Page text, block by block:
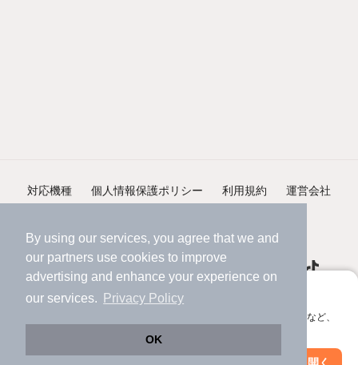
By using our services, you agree that we and
our partners use cookies to improve
advertising and enhance your experience on
our services.
Privacy Policy
OK
アプリに切り替えて、サクサクお部屋探し
会員登録なしですぐ使える。マップ検索やお気に入り保存など、
対応機種 個人情報保護ポリシー 利用規約 運営会社
©NIFTY Lifestyle Co., Ltd.